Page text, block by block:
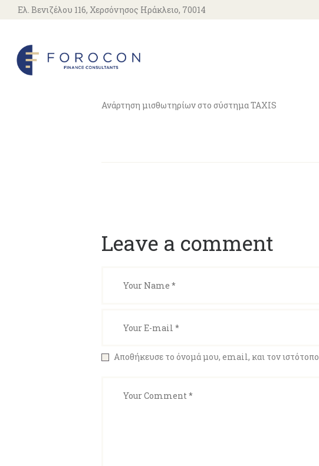
Ελ. Βενιζέλου 116, Χερσόνησος Ηράκλειο, 70014
ΝΈΑ
Ανάρτηση μισθωτηρίων στο σύστημα TAXIS
Leave a comment
Αποθήκευσε το όνομά μου, email, και τον